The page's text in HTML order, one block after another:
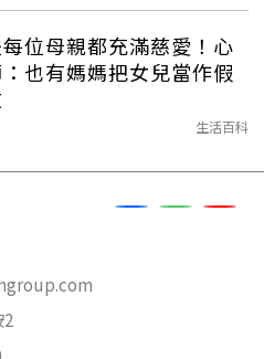
位母親都充滿慈愛！心
也有媽媽把女兒當作假
生活百科
2